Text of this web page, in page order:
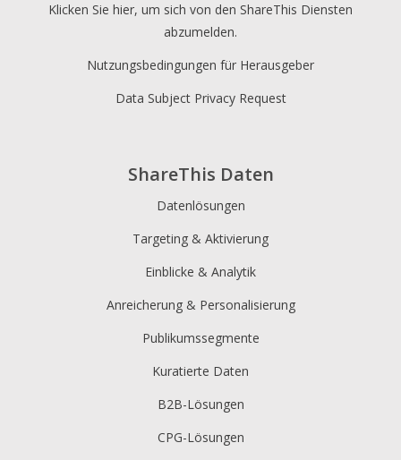
ShareThis Daten
Datenlösungen
Targeting & Aktivierung
Einblicke & Analytik
Anreicherung & Personalisierung
Publikumssegmente
Kuratierte Daten
B2B-Lösungen
CPG-Lösungen
Klicken Sie hier, um sich von den ShareThis Diensten
abzumelden.
Nutzungsbedingungen für Herausgeber
Data Subject Privacy Request